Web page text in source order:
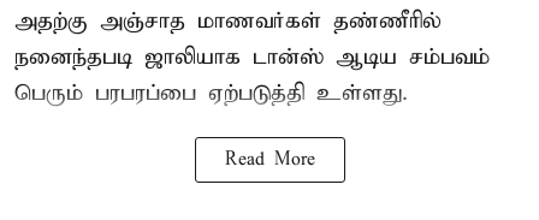
அதற்கு அஞ்சாத மாணவர்கள் தண்ணீரில்
நனைந்தபடி ஜாலியாக டான்ஸ் ஆடிய சம்பவம்
பெரும் பரபரப்பை ஏற்படுத்தி உள்ளது.
Read More